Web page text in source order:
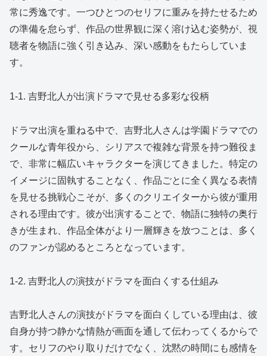
常に秀逸です。一つひとつのセリフに重みを持たせるため
の準備を怠らず、作品の世界観に深く溶け込む姿勢が、視
聴者を物語に強く引き込み、深い感動をもたらしていま
す。
1-1. 吉野北人が出演ドラマで見せる多彩な役柄
ドラマ出演を重ねる中で、吉野北人さんは学園ドラマでの
クールな青年役から、シリアスで複雑な背景を持つ難役ま
で、非常に幅広いキャラクターを演じてきました。特定の
イメージに固執することなく、作品ごとに全く異なる表情
を見せる挑戦心こそが、多くのクリエイターから彼が重用
される理由です。彼が出演することで、物語に独特の奥行
きが生まれ、作品全体がより一層輝きを放つことは、多く
のファンが認めるところとなっています。
1-2. 吉野北人の演技がドラマを面白くする仕組み
吉野北人さんの演技がドラマを面白くしている理由は、彼
自身が持つ静かな情熱が画面を通して伝わってくるからで
す。セリフのやり取りだけでなく、沈黙の時間にも感情を